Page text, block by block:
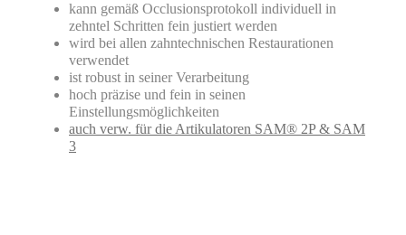
kann gemäß Occlusionsprotokoll individuell in
zehntel Schritten fein justiert werden
wird bei allen zahntechnischen Restaurationen
verwendet
ist robust in seiner Verarbeitung
hoch präzise und fein in seinen
Einstellungsmöglichkeiten
auch verw. für die Artikulatoren SAM® 2P & SAM
3